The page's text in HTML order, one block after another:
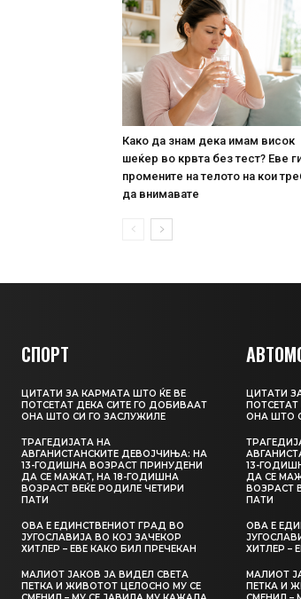
Како да знам дека имам висок
шеќер во крвта без тест? Еве
промените на телото на кои
да внимавате
СПОРТ
ЦИТАТИ ЗА КАРМАТА ШТО ЌЕ ВЕ
ПОТСЕТАТ ДЕКА СИТЕ ГО ДОБИВААТ
ОНА ШТО СИ ГО ЗАСЛУЖИЛЕ
ТРАГЕДИЈАТА НА
АВГАНИСТАНСКИТЕ ДЕВОЈЧИЊА: НА
13-ГОДИШНА ВОЗРАСТ ПРИНУДЕНИ
ДА СЕ МАЖАТ, НА 18-ГОДИШНА
ВОЗРАСТ ВЕЌЕ РОДИЛЕ ЧЕТИРИ
ПАТИ
ОВА Е ЕДИНСТВЕНИОТ ГРАД ВО
ЈУГОСЛАВИЈА ВО КОЈ ЗАЧЕКОР
ХИТЛЕР – ЕВЕ КАКО БИЛ ПРЕЧЕКАН
МАЛИОТ ЈАКОВ ЈА ВИДЕЛ СВЕТА
ПЕТКА И ЖИВОТОТ ЦЕЛОСНО МУ СЕ
ЦИТАТИ
ОНА ШТО
13-
ДА СЕ
ВОЗРАСТ
ПАТИ
ОВА Е
ХИТЛЕР –
МАЛИОТ
ПЕТКА И